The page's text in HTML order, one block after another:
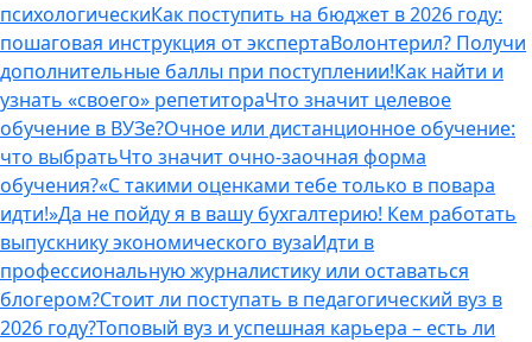
психологическиКак поступить на бюджет в 2026 году:
пошаговая инструкция от экспертаВолонтерил? Получи
дополнительные баллы при поступлении!Как найти и
узнать «своего» репетитораЧто значит целевое
обучение в ВУЗе?Очное или дистанционное обучение:
что выбратьЧто значит очно-заочная форма
обучения?«С такими оценками тебе только в повара
идти!»Да не пойду я в вашу бухгалтерию! Кем работать
выпускнику экономического вузаИдти в
профессиональную журналистику или оставаться
блогером?Стоит ли поступать в педагогический вуз в
2026 году?Топовый вуз и успешная карьера – есть ли